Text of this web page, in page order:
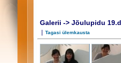
Galerii -> Jõulupidu
Tagasi ülemkausta